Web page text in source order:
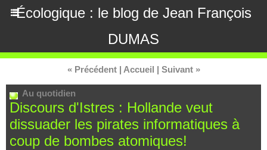
Écologique : le blog de Jean François
DUMAS
« Précédent | Accueil | Suivant »
Au quotidien
Discours d'Istres : Hollande veut
dissuader les pirates informatiques à
coup de bombes atomiques!